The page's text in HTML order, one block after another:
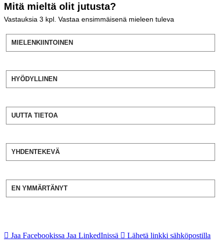
Mitä mieltä olit jutusta?
Vastauksia 3 kpl. Vastaa ensimmäisenä mieleen tuleva
MIELENKIINTOINEN
HYÖDYLLINEN
UUTTA TIETOA
YHDENTEKEVÄ
EN YMMÄRTÄNYT
Jaa Facebookissa Jaa LinkedInissä Lähetä linkki sähköpostilla